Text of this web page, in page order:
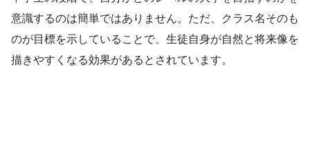
意識するのは簡単ではありません。ただ、クラス名そのも
のが目標を示していることで、生徒自身が自然と将来像を
描きやすくなる効果があるとされています。